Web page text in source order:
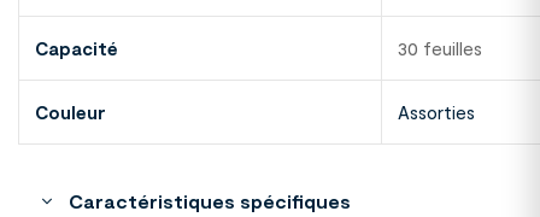
Capacité 30 feuilles
Couleur Assorties
Caractéristiques spécifiques